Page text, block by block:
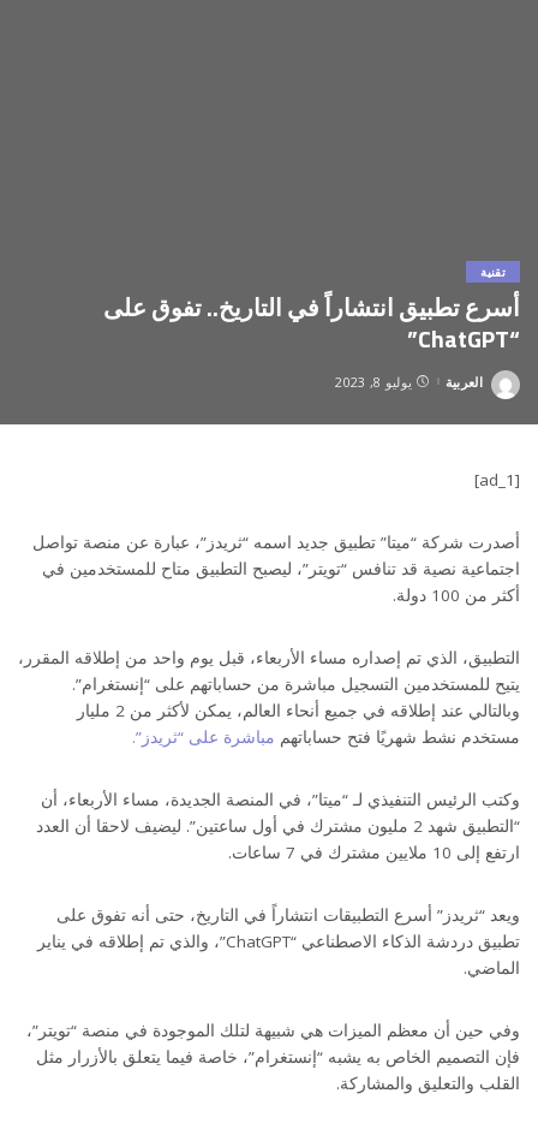
تقنية
أسرع تطبيق انتشاراً في التاريخ.. تفوق على
“ChatGPT”
Posted
العربية يوليو 8, 2023
[ad_1]
أصدرت شركة “ميتا” تطبيق جديد اسمه “ثريدز”، عبارة عن منصة تواصل
اجتماعية نصية قد تنافس “تويتر”، ليصبح التطبيق متاح للمستخدمين في
أكثر من 100 دولة.
التطبيق، الذي تم إصداره مساء الأربعاء، قبل يوم واحد من إطلاقه المقرر،
يتيح للمستخدمين التسجيل مباشرة من حساباتهم على “إنستغرام”.
وبالتالي عند إطلاقه في جميع أنحاء العالم، يمكن لأكثر من 2 مليار
مستخدم نشط شهريًا فتح حساباتهم مباشرة على “ثريدز”.
وكتب الرئيس التنفيذي لـ “ميتا”، في المنصة الجديدة، مساء الأربعاء، أن
“التطبيق شهد 2 مليون مشترك في أول ساعتين”. ليضيف لاحقا أن العدد
ارتفع إلى 10 ملايين مشترك في 7 ساعات.
ويعد “ثريدز” أسرع التطبيقات انتشاراً في التاريخ، حتى أنه تفوق على
تطبيق دردشة الذكاء الاصطناعي “ChatGPT”، والذي تم إطلاقه في يناير
الماضي.
وفي حين أن معظم الميزات هي شبيهة لتلك الموجودة في منصة “تويتر”،
فإن التصميم الخاص به يشبه “إنستغرام”، خاصة فيما يتعلق بالأزرار مثل
القلب والتعليق والمشاركة.